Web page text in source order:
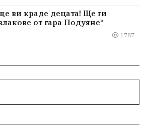
ви краде децата! Ще ги
от гара Подуяне“
1787